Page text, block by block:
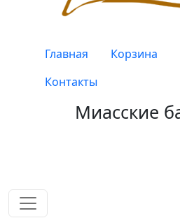
Верхнее меню
Главная Корзина
Контакты
Миасские